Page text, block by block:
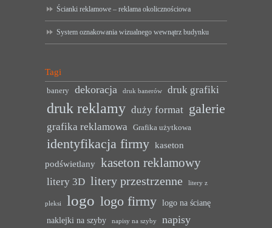
Ścianki reklamowe – reklama okolicznościowa
System oznakowania wizualnego wewnątrz budynku
Tagi
banery dekoracja druk banerów druk grafiki
druk reklamy duży format galerie
grafika reklamowa Grafika użytkowa
identyfikacja firmy kaseton
podświetlany kaseton reklamowy
litery 3D litery przestrzenne litery z
pleksi logo logo firmy logo na ścianę
naklejki na szyby
napisy na szyby
napisy